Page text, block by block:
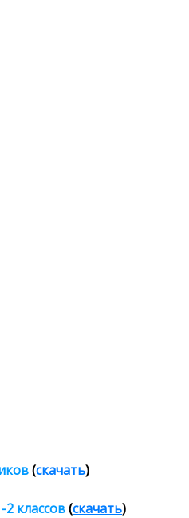
(скачать)
2 классов(скачать)